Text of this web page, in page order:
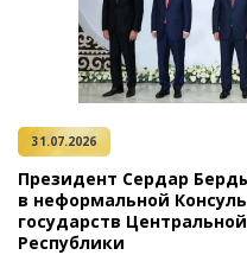
31.07.2026
Президент Сердар
в неформальной
государств
Республики